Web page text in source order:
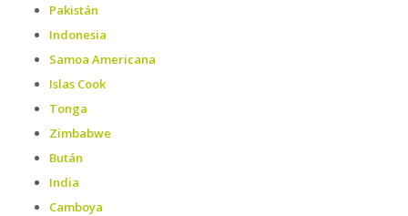
Pakistán
Indonesia
Samoa Americana
Islas Cook
Tonga
Zimbabwe
Bután
India
Camboya